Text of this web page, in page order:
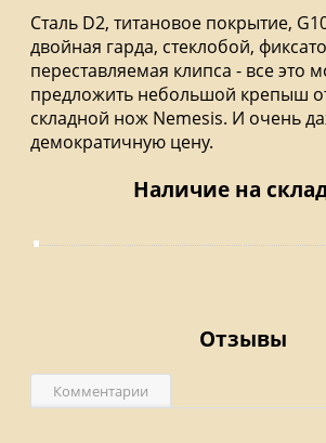
Сталь D2, титановое покрытие,
двойная гарда, стеклобой,
переставляемая клипса - все это
предложить небольшой крепыш
складной нож Nemesis. И очень
демократичную цену.
Наличие на
Отзывы
Комментарии